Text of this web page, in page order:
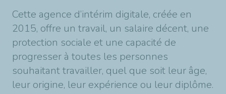
Cette agence d’intérim digitale, créée en
2015, offre un travail, un salaire décent, une
protection sociale et une capacité de
progresser à toutes les personnes
souhaitant travailler, quel que soit leur âge,
leur origine, leur expérience ou leur diplôme.